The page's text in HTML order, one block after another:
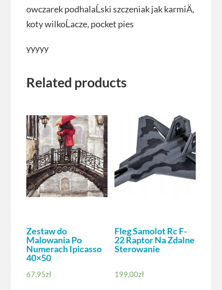
owczarek podhalaĹski szczeniak jak karmiÄ,
koty wilkoĹacze, pocket pies
yyyyy
Related products
Zestaw do
Malowania Po
Numerach Ipicasso
40×50
67,95zł
Fleg Samolot Rc F-
22 Raptor Na Zdalne
Sterowanie
199,00zł